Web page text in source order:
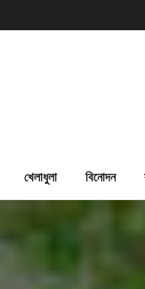
খেলাধুলা বিনোদন